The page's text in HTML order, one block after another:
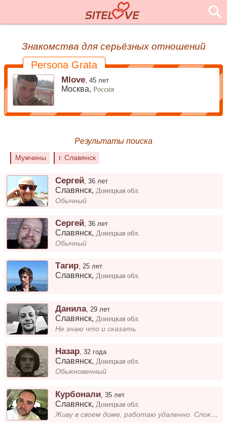
Знакомства для серьёзных отношений
Persona Grata
Mlove ,45 лет
Москва,Россия
Результаты поиска
Мужчины г. Славянск
Сергей ,36 лет
Славянск, Донецкая обл.
Обычный
Сергей ,36 лет
Славянск, Донецкая обл.
Обычный
Тагир,25 лет
Славянск,Донецкая обл.
Данила, 29 лет
Славянск, Донецкая обл.
Не знаю что и сказать
Назар ,32 года
Славянск, Донецкая обл.
Обыкновенный
Курбонали ,35 лет
Славянск, Донецкая обл.
Живу в своем доме, работаю удаленно. Спокойный, не конфликтный, не пью и не курю.